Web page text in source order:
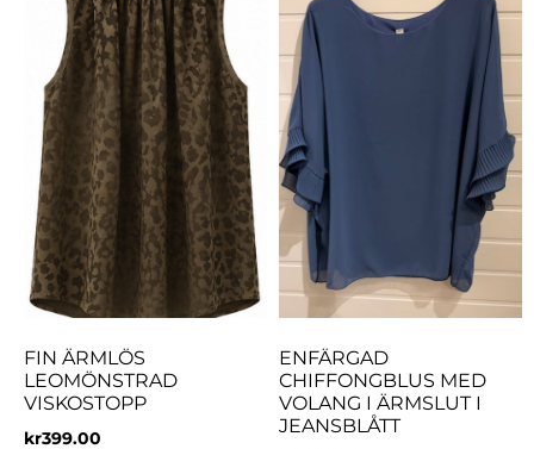
FIN ÄRMLÖS
LEOMÖNSTRAD
VISKOSTOPP
kr399.00
ENFÄRGAD
CHIFFONGBLUS MED
VOLANG I ÄRMSLUT I
JEANSBLÅTT